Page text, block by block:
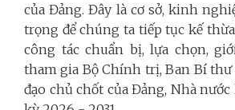
của Đảng. Đây là cơ sở, kinh
trọng để chúng ta tiếp tục kế
công tác chuẩn bị, lựa chọn,
tham gia Bộ Chính trị, Ban Bí
đạo chủ chốt của Đảng, Nhà nước